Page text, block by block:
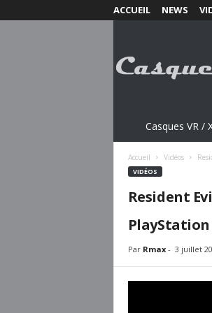
ACCUEIL NEWS
s
Casques VR /
Accueil Vidéos
VIDÉOS
Resident
PlayStation
Par Rmax- 3 juillet